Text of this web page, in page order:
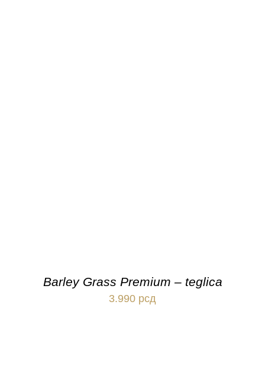
Barley Grass Premium – teglica
3.990 рсд